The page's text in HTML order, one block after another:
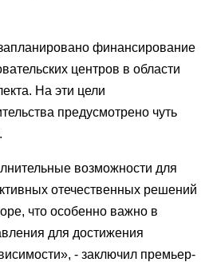
финансирование
центров в области
На эти цели
предусмотрено чуть
возможности для
отечественных решений
что особенно важно в
для достижения
- заключил премьер-